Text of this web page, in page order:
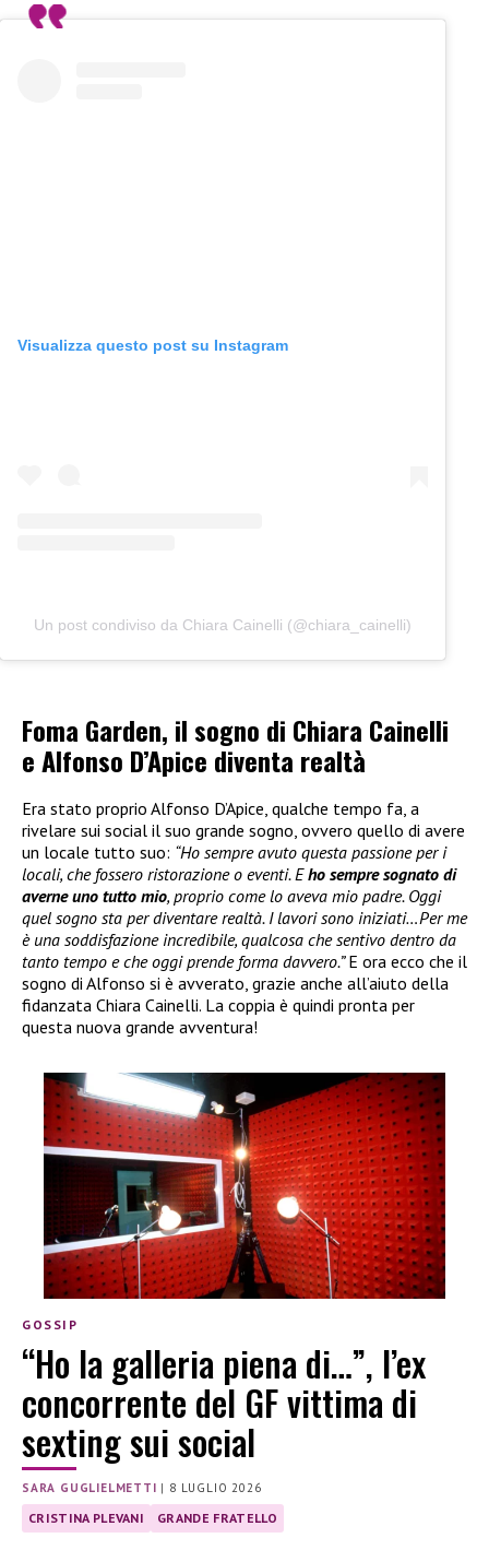
Visualizza questo post su Instagram
Un post condiviso da Chiara Cainelli (@chiara_cainelli)
Foma Garden, il sogno di Chiara Cainelli
e Alfonso D’Apice diventa realtà
Era stato proprio Alfonso D’Apice, qualche tempo fa, a
rivelare sui social il suo grande sogno, ovvero quello di avere
un locale tutto suo: “Ho sempre avuto questa passione per i
locali, che fossero ristorazione o eventi. Eho sempre sognato di
averne uno tutto mio, proprio come lo aveva mio padre. Oggi
quel sogno sta per diventare realtà. I lavori sono iniziati…Per me
è una soddisfazione incredibile, qualcosa che sentivo dentro da
tanto tempo e che oggi prende forma davvero.”E ora ecco che il
sogno di Alfonso si è avverato, grazie anche all’aiuto della
fidanzata Chiara Cainelli. La coppia è quindi pronta per
questa nuova grande avventura!
GOSSIP
“Ho la galleria piena di…”, l’ex
concorrente del GF vittima di
sexting sui social
SARA GUGLIELMETTI | 8 LUGLIO 2026
CRISTINA PLEVANI GRANDE FRATELLO